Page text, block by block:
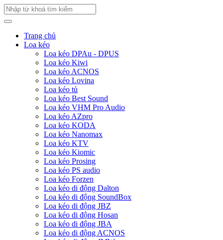
Trang chủ
Loa kéo
Loa kéo DPAu - DPUS
Loa kéo Kiwi
Loa kéo ACNOS
Loa kéo Lovina
Loa kéo tủ
Loa kéo Best Sound
Loa kéo VHM Pro Audio
Loa kéo AZpro
Loa kéo KODA
Loa kéo Nanomax
Loa kéo KTV
Loa kéo Kiomic
Loa kéo Prosing
Loa kéo PS audio
Loa kéo Forzen
Loa kéo di động Dalton
Loa kéo di động SoundBox
Loa kéo di động JBZ
Loa kéo di động Hosan
Loa kéo di động JBA
Loa kéo di động ACNOS